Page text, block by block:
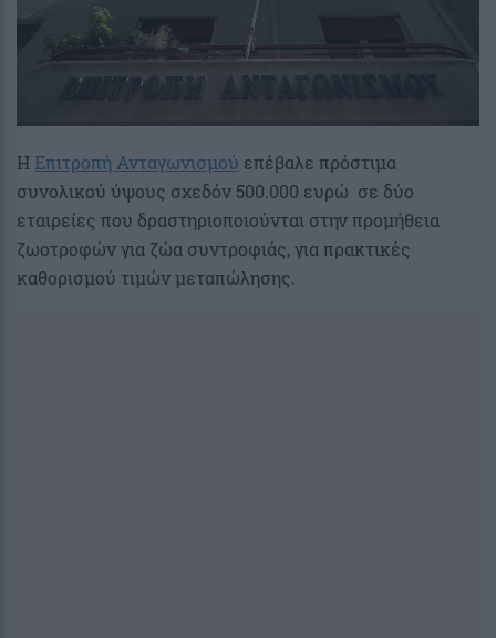
Η Επιτροπή Ανταγωνισμού επέβαλε πρόστιμα
συνολικού ύψους σχεδόν 500.000 ευρώ σε δύο
εταιρείες που δραστηριοποιούνται στην προμήθεια
ζωοτροφών για ζώα συντροφιάς, για πρακτικές
καθορισμού τιμών μεταπώλησης.